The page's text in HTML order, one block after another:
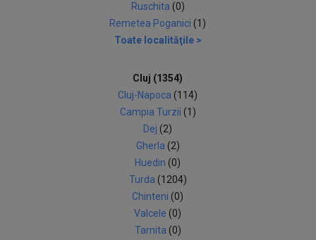
Ruschita (0)
Remetea Poganici (1)
Toate localităţile >
Cluj (1354)
Cluj-Napoca (114)
Campia Turzii (1)
Dej (2)
Gherla (2)
Huedin (0)
Turda (1204)
Chinteni (0)
Valcele (0)
Tarnita (0)